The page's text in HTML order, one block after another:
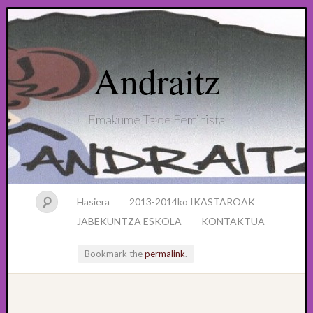
Andraitz
Emakume Talde Feminista
Hasiera
2013-2014ko IKASTAROAK
JABEKUNTZA ESKOLA
KONTAKTUA
Bookmark thepermalink.